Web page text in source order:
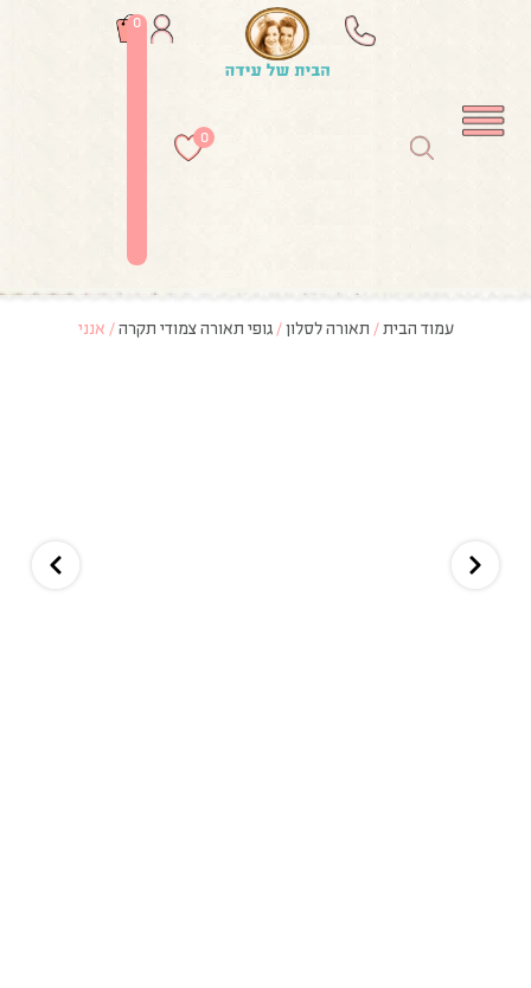
0
0
עמוד הבית/ תאורה לסלון/גופי תאורה צמודי תקרה/ אנני